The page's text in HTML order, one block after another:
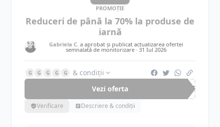
PROMOȚIE
Reduceri de până la 70% la produse de
iarnă
Gabriela C.a aprobat și publicat actualizarea ofertei
semnalată de monitorizare · 31 Iul 2026
G G G G G
& condiții
Vezi oferta
-70%
Verificare Descriere & condiții